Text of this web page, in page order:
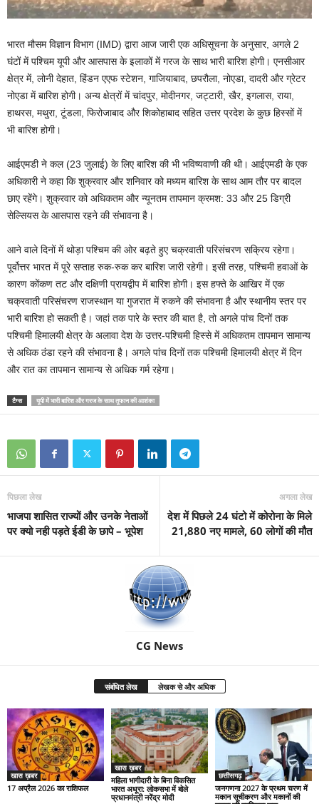
भारत मौसम विज्ञान विभाग (IMD) द्वारा आज जारी एक अधिसूचना के अनुसार, अगले 2
घंटों में पश्चिम यूपी और आसपास के इलाकों में गरज के साथ भारी बारिश होगी। एनसीआर
क्षेत्र में, लोनी देहात, हिंडन एएफ स्टेशन, गाजियाबाद, छपरौला, नोएडा, दादरी और ग्रेटर
नोएडा में बारिश होगी। अन्य क्षेत्रों में चांदपुर, मोदीनगर, जट्टारी, खैर, इगलास, राया,
हाथरस, मथुरा, टूंडला, फिरोजाबाद और शिकोहाबाद सहित उत्तर प्रदेश के कुछ हिस्सों में
भी बारिश होगी।
आईएमडी ने कल (23 जुलाई) के लिए बारिश की भी भविष्यवाणी की थी। आईएमडी के एक
अधिकारी ने कहा कि शुक्रवार और शनिवार को मध्यम बारिश के साथ आम तौर पर बादल
छाए रहेंगे। शुक्रवार को अधिकतम और न्यूनतम तापमान क्रमश: 33 और 25 डिग्री
सेल्सियस के आसपास रहने की संभावना है।
आने वाले दिनों में थोड़ा पश्चिम की ओर बढ़ते हुए चक्रवाती परिसंचरण सक्रिय रहेगा।
पूर्वोत्तर भारत में पूरे सप्ताह रुक-रुक कर बारिश जारी रहेगी। इसी तरह, पश्चिमी हवाओं के
कारण कोंकण तट और दक्षिणी प्रायद्वीप में बारिश होगी। इस हफ्ते के आखिर में एक
चक्रवाती परिसंचरण राजस्थान या गुजरात में रुकने की संभावना है और स्थानीय स्तर पर
भारी बारिश हो सकती है। जहां तक ​​पारे के स्तर की बात है, तो अगले पांच दिनों तक
पश्चिमी हिमालयी क्षेत्र के अलावा देश के उत्तर-पश्चिमी हिस्से में अधिकतम तापमान सामान्य
से अधिक ठंडा रहने की संभावना है। अगले पांच दिनों तक पश्चिमी हिमालयी क्षेत्र में दिन
और रात का तापमान सामान्य से अधिक गर्म रहेगा।
टैग्स यूपी में भारी बारिश और गरज के साथ तूफान की आशंका
पिछला लेख
भाजपा शासित राज्यों और उनके नेताओं
पर क्यो नही पड़ते ईडी के छापे – भूपेश
अगला लेख
देश में पिछले 24 घंटो में कोरोना के मिले
21,880 नए मामले, 60 लोगों की मौत
CG News
संबंधित लेख लेखक से और अधिक
खास ख़बर
17 अप्रैल 2026 का राशिफल
खास ख़बर
महिला भागीदारी के बिना विकसित
भारत अधूरा: लोकसभा में बोले
प्रधानमंत्री नरेंद्र मोदी
छत्तीसगढ़
जनगणना 2027 के प्रथम चरण में
मकान सूचीकरण और मकानों की